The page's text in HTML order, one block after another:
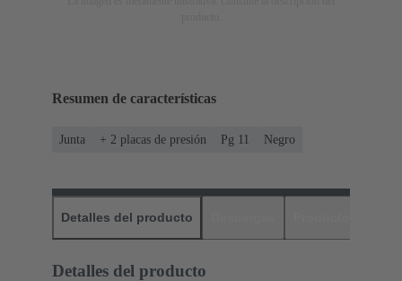
Resumen de características
Junta + 2 placas de presión Pg 11 Negro
Detalles del producto
Detalles del producto